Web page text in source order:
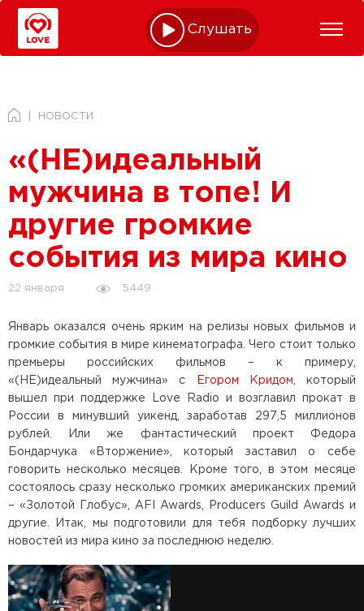
Слушать online
НОВОСТИ
«(НЕ)идеальный
мужчина в топе! И
другие громкие
события из мира кино
22 января 5449
Январь оказался очень ярким на релизы новых фильмов и
громкие события в мире кинематографа. Чего стоит только
премьеры российских фильмов – к примеру,
«(НЕ)идеальный мужчина» с
Егором Кридом , который
вышел при поддержке Love Radio и возглавил прокат в
России в минувший уикенд, заработав 297,5 миллионов
рублей. Или же фантастический проект Федора
Бондарчука «Вторжение», который заставил о себе
говорить несколько месяцев. Кроме того, в этом месяце
состоялось сразу несколько громких американских премий
– «Золотой Глобус», AFI Awards, Producers Guild Awards и
другие. Итак, мы подготовили для тебя подборку лучших
новостей из мира кино за последнюю неделю.